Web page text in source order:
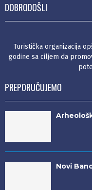
DOBRODOŠLI
Turistička organizacija
godine sa ciljem da
PREPORUČUJEMO
Novi